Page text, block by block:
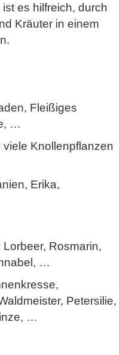
es hilfreich, durch
Kräuter in einem
Fleißiges
…
Knollenpflanzen
Erika,
Rosmarin,
…
Petersilie,
…